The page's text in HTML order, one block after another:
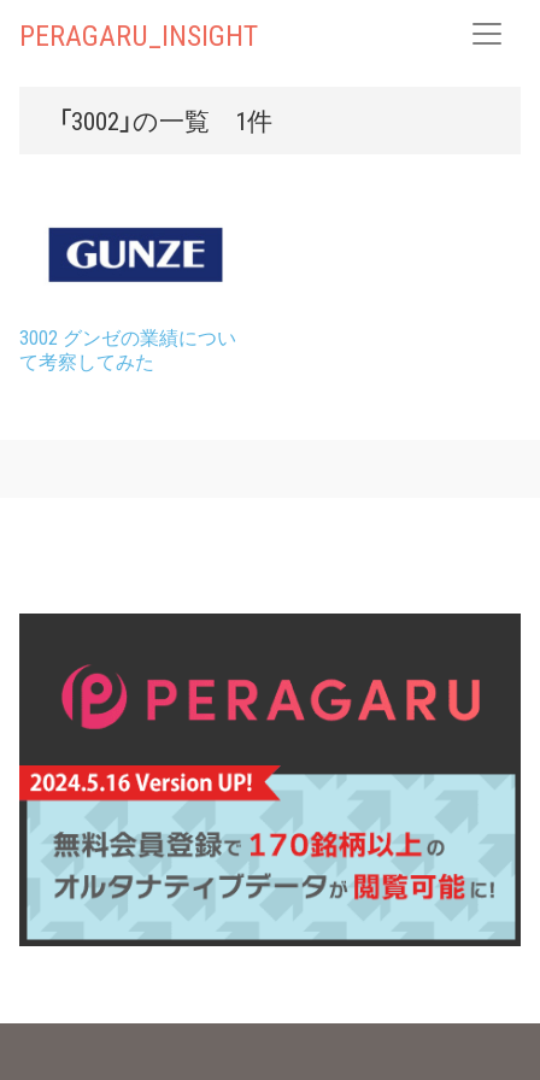
PERAGARU_INSIGHT
「3002」の一覧 1件
3002 グンゼの業績につい
て考察してみた